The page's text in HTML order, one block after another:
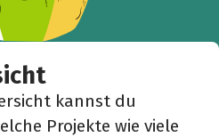
kannst du
Projekte wie viele